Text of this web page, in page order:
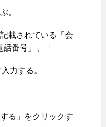
。
載されている「会
番号」、「
力する。
る」をクリックす